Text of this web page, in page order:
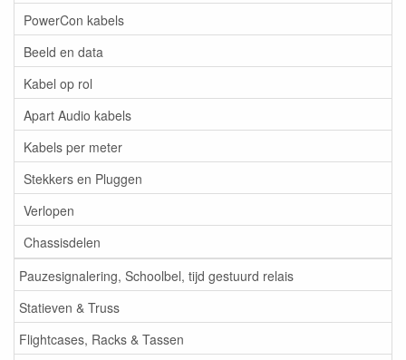
PowerCon kabels
Beeld en data
Kabel op rol
Apart Audio kabels
Kabels per meter
Stekkers en Pluggen
Verlopen
Chassisdelen
Pauzesignalering, Schoolbel, tijd gestuurd relais
Statieven & Truss
Flightcases, Racks & Tassen